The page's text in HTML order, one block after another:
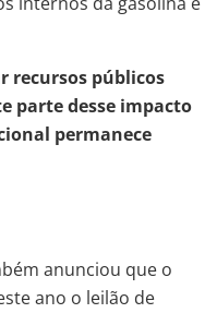
recursos públicos
parte desse impacto
permanece
anunciou que o
ano o leilão de